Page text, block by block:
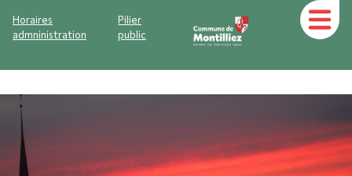
Horaires
admninistration
Pilier
public